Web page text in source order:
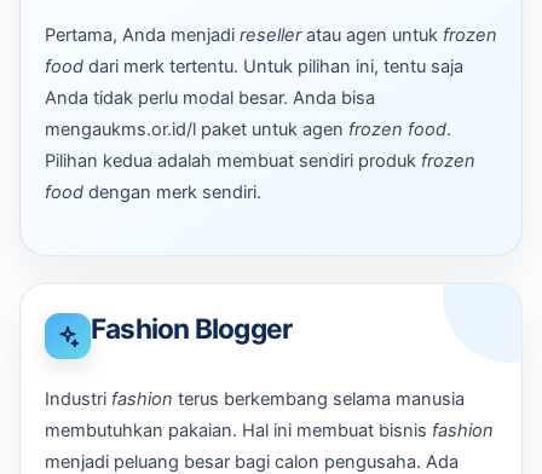
Pertama, Anda menjadi reselleratau agen untuk frozen
food dari merk tertentu. Untuk pilihan ini, tentu saja
Anda tidak perlu modal besar. Anda bisa
mengaukms.or.id/l paket untuk agen frozen food.
Pilihan kedua adalah membuat sendiri produk frozen
food dengan merk sendiri.
Fashion Blogger
Industri fashion terus berkembang selama manusia
membutuhkan pakaian. Hal ini membuat bisnis fashion
menjadi peluang besar bagi calon pengusaha. Ada